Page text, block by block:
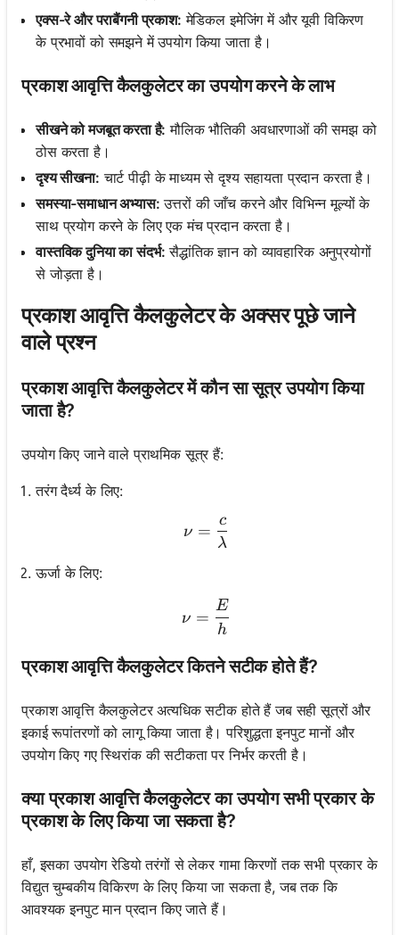
एक्स-रे और पराबैंगनी प्रकाश: मेडिकल इमेजिंग में और यूवी विकिरण
के प्रभावों को समझने में उपयोग किया जाता है।
प्रकाश आवृत्ति कैलकुलेटर का उपयोग करने के लाभ
सीखने को मजबूत करता है: मौलिक भौतिकी अवधारणाओं की समझ को
ठोस करता है।
दृश्य सीखना: चार्ट पीढ़ी के माध्यम से दृश्य सहायता प्रदान करता है।
समस्या-समाधान अभ्यास: उत्तरों की जाँच करने और विभिन्न मूल्यों के
साथ प्रयोग करने के लिए एक मंच प्रदान करता है।
वास्तविक दुनिया का संदर्भ: सैद्धांतिक ज्ञान को व्यावहारिक अनुप्रयोगों
से जोड़ता है।
प्रकाश आवृत्ति कैलकुलेटर के अक्सर पूछे जाने
वाले प्रश्न
प्रकाश आवृत्ति कैलकुलेटर में कौन सा सूत्र उपयोग किया
जाता है?
उपयोग किए जाने वाले प्राथमिक सूत्र हैं:
तरंग दैर्ध्य के लिए:
\nu = \frac{c}{\lambda}
ν =
λ
c
ऊर्जा के लिए:
\nu = \frac{E}{h}
ν =
h
E
प्रकाश आवृत्ति कैलकुलेटर कितने सटीक होते हैं?
प्रकाश आवृत्ति कैलकुलेटर अत्यधिक सटीक होते हैं जब सही सूत्रों और
इकाई रूपांतरणों को लागू किया जाता है। परिशुद्धता इनपुट मानों और
उपयोग किए गए स्थिरांक की सटीकता पर निर्भर करती है।
क्या प्रकाश आवृत्ति कैलकुलेटर का उपयोग सभी प्रकार के
प्रकाश के लिए किया जा सकता है?
हाँ, इसका उपयोग रेडियो तरंगों से लेकर गामा किरणों तक सभी प्रकार के
विद्युत चुम्बकीय विकिरण के लिए किया जा सकता है, जब तक कि
आवश्यक इनपुट मान प्रदान किए जाते हैं।